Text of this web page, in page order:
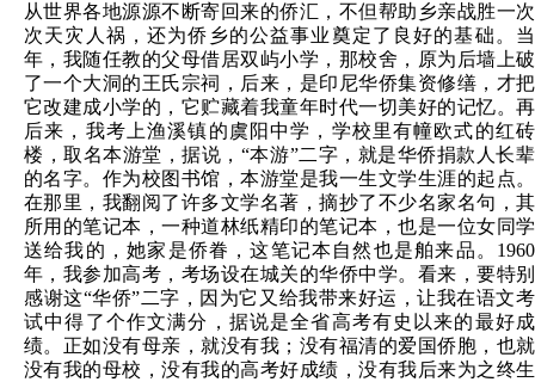
从世界各地源源不断寄回来的侨汇，不但帮助乡亲战胜一次
次天灾人祸，还为侨乡的公益事业奠定了良好的基础。当
年，我随任教的父母借居双屿小学，那校舍，原为后墙上破
了一个大洞的王氏宗祠，后来，是印尼华侨集资修缮，才把
它改建成小学的，它贮藏着我童年时代一切美好的记忆。再
后来，我考上渔溪镇的虞阳中学，学校里有幢欧式的红砖
楼，取名本游堂，据说，“本游”二字，就是华侨捐款人长辈
的名字。作为校图书馆，本游堂是我一生文学生涯的起点。
在那里，我翻阅了许多文学名著，摘抄了不少名家名句，其
所用的笔记本，一种道林纸精印的笔记本，也是一位女同学
送给我的，她家是侨眷，这笔记本自然也是舶来品。1960
年，我参加高考，考场设在城关的华侨中学。看来，要特别
感谢这“华侨”二字，因为它又给我带来好运，让我在语文考
试中得了个作文满分，据说是全省高考有史以来的最好成
绩。正如没有母亲，就没有我；没有福清的爱国侨胞，也就
没有我的母校，没有我的高考好成绩，没有我后来为之终生